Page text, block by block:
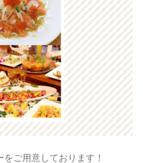
ご用意しております！